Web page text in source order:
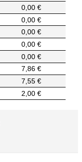
0,00 €
0,00 €
0,00 €
0,00 €
0,00 €
7,86 €
7,55 €
2,00 €